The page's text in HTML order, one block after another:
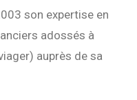
son expertise en
adossés à
auprès de sa